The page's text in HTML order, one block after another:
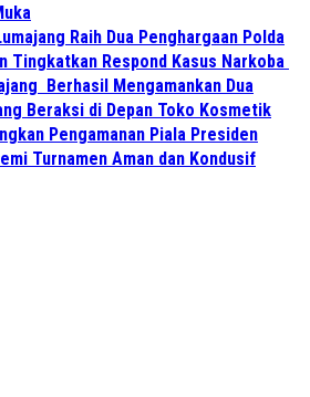
Raih Dua Penghargaan Polda
Tingkatkan Respond Kasus Narkoba
Berhasil Mengamankan Dua
Beraksi di Depan Toko Kosmetik
Pengamanan Piala Presiden
Turnamen Aman dan Kondusif